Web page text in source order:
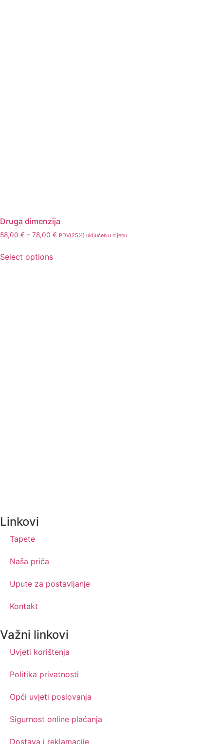
Druga dimenzija
58,00 € – 78,00 € PDV(25%) uključen u cijenu
Select options
Linkovi
Tapete
Naša priča
Upute za postavljanje
Kontakt
Važni linkovi
Uvjeti korištenja
Politika privatnosti
Opći uvjeti poslovanja
Sigurnost online plaćanja
Dostava i reklamacije